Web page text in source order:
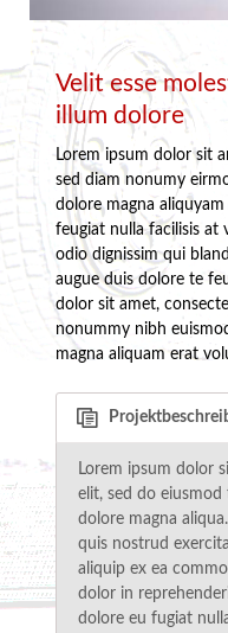
Velit esse
illum dolore
Lorem ipsum dolor sit
sed diam nonumy
dolore magna
feugiat nulla facilisis at
odio dignissim qui
augue duis dolore te
dolor sit amet,
nonummy nibh
magna aliquam erat
Lorem ipsum dolor
elit, sed do
dolore magna
quis nostrud
aliquip ex ea
dolor in
dolore eu fugiat